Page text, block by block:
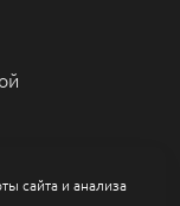
сайта и анализа